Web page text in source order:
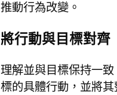
推動行為改變。
將行動與目標對齊
理解並與目標保持一
標的具體行動，並將